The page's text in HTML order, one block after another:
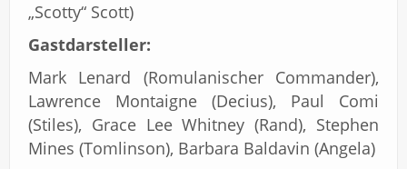
„Scotty“ Scott)
Gastdarsteller:
Mark Lenard (Romulanischer Commander),
Lawrence Montaigne (Decius), Paul Comi
(Stiles), Grace Lee Whitney (Rand), Stephen
Mines (Tomlinson), Barbara Baldavin (Angela)